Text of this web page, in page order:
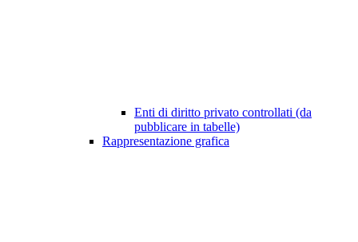
Enti di diritto privato controllati (da
pubblicare in tabelle)
Rappresentazione grafica